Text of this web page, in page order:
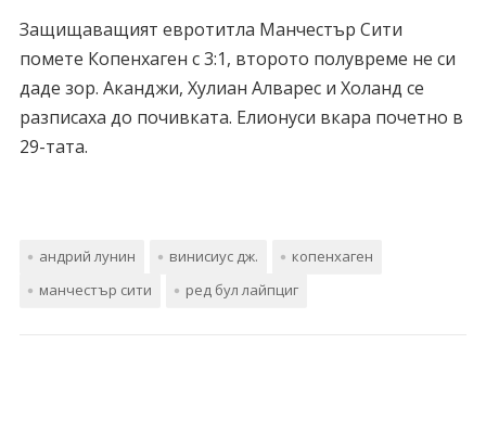
Защищаващият евротитла Манчестър Сити
помете Копенхаген с 3:1, второто полувреме не си
даде зор. Аканджи, Хулиан Алварес и Холанд се
разписаха до почивката. Елионуси вкара почетно в
29-тата.
андрий лунин винисиус дж.
копенхаген
манчестър сити
ред бул лайпциг